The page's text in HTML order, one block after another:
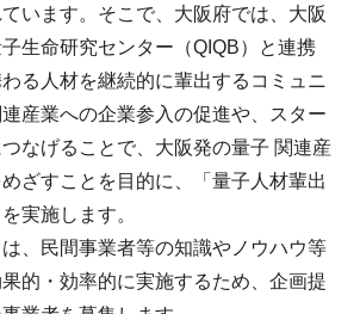
います。そこで、大阪府では、大阪
生命研究センター（QIQB）と連携
る人材を継続的に輩出するコミュニ
産業への企業参入の促進や、スター
つなげることで、大阪発の量子 関連産
ざすことを目的に、「量子人材輩出
実施します。
、民間事業者等の知識やノウハウ等
的・効率的に実施するため、企画提